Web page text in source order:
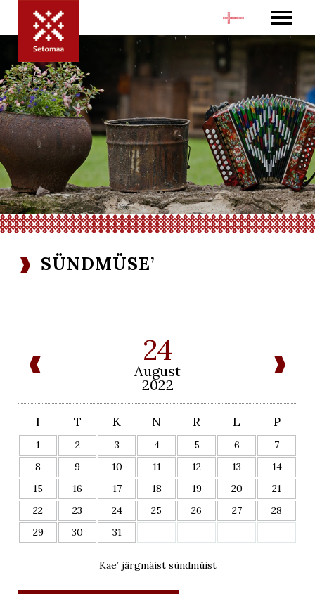
SÜNDMÜSE’
24
August
2022
I T K N R L P
1 2 3 4 5 6
7
8
9 10 11 12 13
14
15
16 17 18 19 20
21
22
23 24 25 26 27
28
29
30 31
Kae’ järgmäist sündmüist